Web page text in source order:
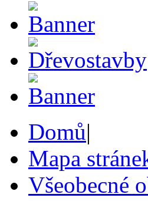
Domů|
Mapa
Všeobecné